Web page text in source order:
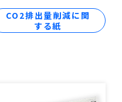
CO2排出量削減に関
する紙